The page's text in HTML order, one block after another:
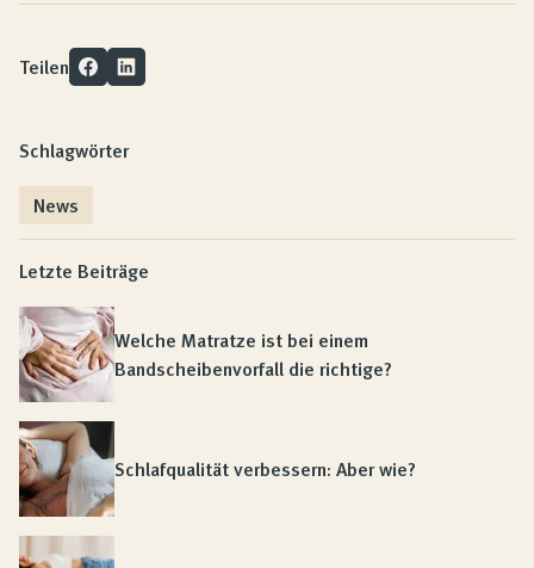
Teilen
Schlagwörter
News
Letzte Beiträge
Welche Matratze ist bei einem
Bandscheibenvorfall die richtige?
Schlafqualität verbessern: Aber wie?